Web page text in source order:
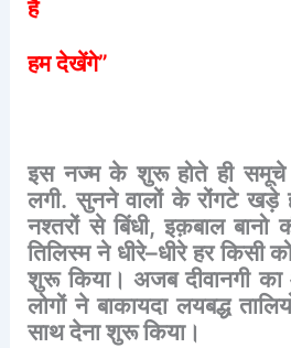
है
हमदेखेंगे”
इस नज्म के शुरू होते ही समूचे
लगी.सुनने वालों के रोंगटे खड़े
नश्तरों से बिंधी,इक़बाल बानो
तिलिस्म ने धीरे–धीरे हर किसी
शुरू किया। अजब दीवानगी का
लोगों ने बाकायदा लयबद्ध
साथदेनाशुरूकिया।